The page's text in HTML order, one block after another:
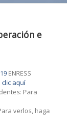
e
ENRESS
clic aquí
Para
verlos, haga